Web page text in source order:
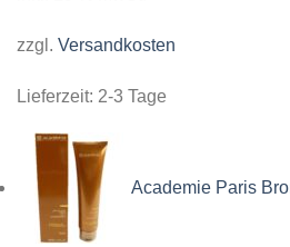
zzgl. Versandkosten
Lieferzeit: 2-3 Tage
Academie Paris